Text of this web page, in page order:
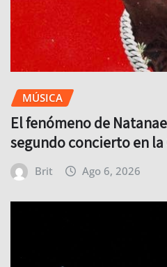
MÚSICA
El fenómeno de
segundo concierto en la
Brit Ago 6, 2026